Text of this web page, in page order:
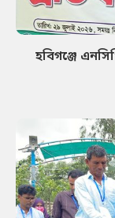
হবিগঞ্জে